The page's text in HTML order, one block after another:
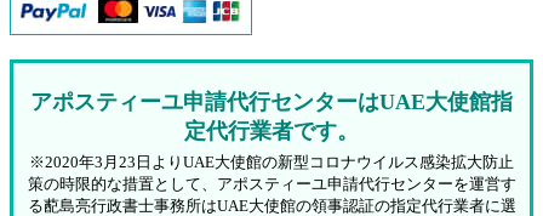
アポスティーユ申請代行センターはUAE大使館指
定代行業者です。
※2020年3月23日よりUAE大使館の新型コロナウイルス感染拡大防止
策の時限的な措置として、アポスティーユ申請代行センターを運営す
る蓜島亮行政書士事務所はUAE大使館の領事認証の指定代行業者に選